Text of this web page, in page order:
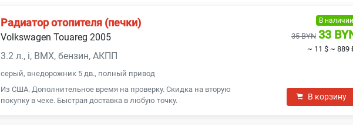
Радиатор отопителя (печки)
Volkswagen Touareg 2005
3.2 л., i, BMX, бензин, АКПП
серый, внедорожник 5 дв., полный привод
Из США. Дополнительное время на проверку. Скидка на вторую
покупку в чеке. Быстрая доставка в любую точку.
В наличии
35 BYN 33
~ 11 $ ~ 889
В корзину